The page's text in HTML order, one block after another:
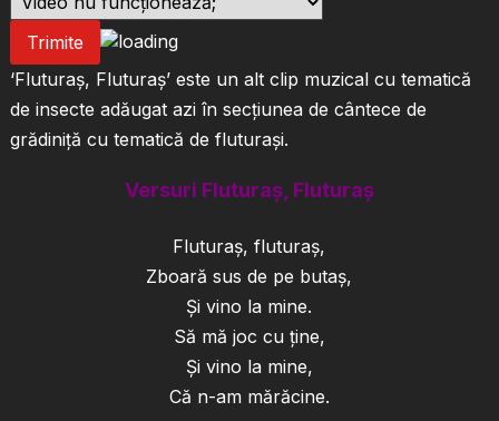
Trimite
‘Fluturaș, Fluturaș’ este un alt clip muzical cu tematică
de insecte adăugat azi în secțiunea de cântece de
grădiniță cu tematică de fluturași.
Versuri Fluturaș, Fluturaș
Fluturaş, fluturaş,
Zboară sus de pe butaş,
Şi vino la mine.
Să mă joc cu ține,
Şi vino la mine,
Că n-am mărăcine.